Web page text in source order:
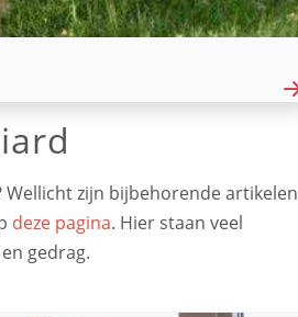
zijn bijbehorende artikelen
deze pagina. Hier staan veel
gedrag.